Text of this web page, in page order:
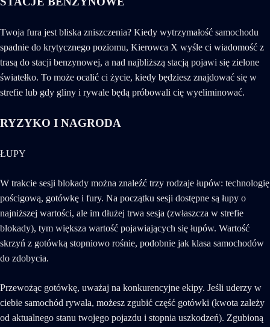
Twoja fura jest bliska zniszczenia? Kiedy wytrzymałość samochodu
spadnie do krytycznego poziomu, Kierowca X wyśle ci wiadomość z
trasą do stacji benzynowej, a nad najbliższą stacją pojawi się zielone
światełko. To może ocalić ci życie, kiedy będziesz znajdować się w
strefie lub gdy gliny i rywale będą próbowali cię wyeliminować.
RYZYKO I NAGRODA
ŁUPY
W trakcie sesji blokady można znaleźć trzy rodzaje łupów: technologię
pościgową, gotówkę i fury. Na początku sesji dostępne są łupy o
najniższej wartości, ale im dłużej trwa sesja (zwłaszcza w strefie
blokady), tym większa wartość pojawiających się łupów. Wartość
skrzyń z gotówką stopniowo rośnie, podobnie jak klasa samochodów
do zdobycia.
Przewożąc gotówkę, uważaj na konkurencyjne ekipy. Jeśli uderzy w
ciebie samochód rywala, możesz zgubić część gotówki (kwota zależy
od aktualnego stanu twojego pojazdu i stopnia uszkodzeń). Zgubioną